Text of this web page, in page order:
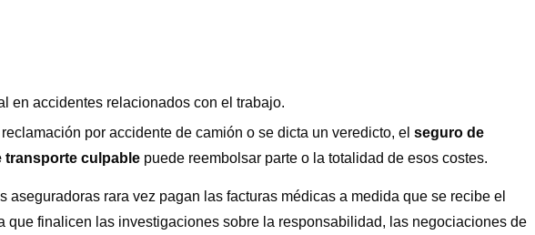
en accidentes relacionados con el trabajo.
por accidente de camión o se dicta un veredicto, el seguro de
transporte culpable puede reembolsar parte o la totalidad de esos costes.
aseguradoras rara vez pagan las facturas médicas a medida que se recibe el
que finalicen las investigaciones sobre la responsabilidad, las negociaciones de